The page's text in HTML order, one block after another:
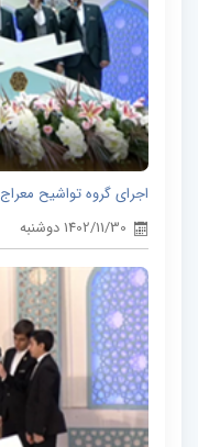
اجرای گروه تواشیح معراج
1402/11/30 دوشنبه